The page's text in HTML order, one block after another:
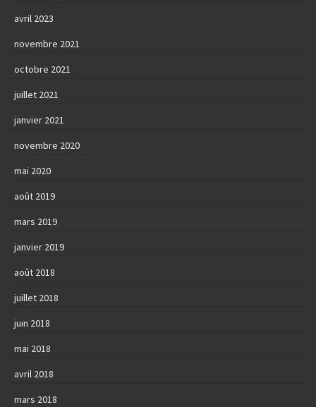
avril 2023
novembre 2021
octobre 2021
juillet 2021
janvier 2021
novembre 2020
mai 2020
août 2019
mars 2019
janvier 2019
août 2018
juillet 2018
juin 2018
mai 2018
avril 2018
mars 2018